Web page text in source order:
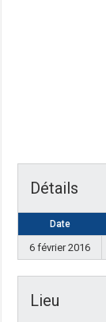
Détails
Date
6 février 2016
Lieu